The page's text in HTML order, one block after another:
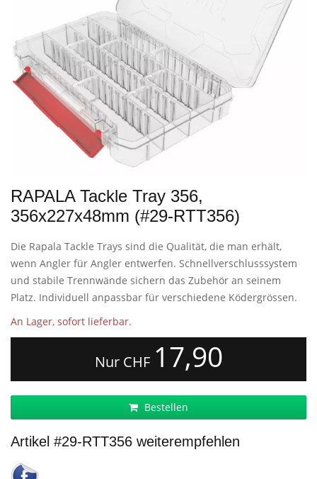
RAPALA Tackle Tray 356,
356x227x48mm (#29-RTT356)
Die Rapala Tackle Trays sind die Qualität, die man erhält,
wenn Angler für Angler entwerfen. Schnellverschlusssystem
und stabile Trennwände sichern das Zubehör an seinem
Platz. Individuell anpassbar für verschiedene Ködergrössen.
An Lager, sofort lieferbar.
Nur CHF 17,90
Bestellen
Artikel #29-RTT356 weiterempfehlen